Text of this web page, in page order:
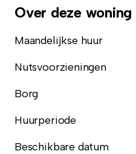
Over deze woning
Maandelijkse huur
Nutsvoorzieningen
Borg
Huurperiode
Beschikbare datum